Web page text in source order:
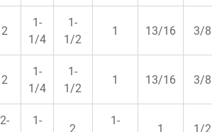
2
1-
1/4
1-
1/2
1 13/16 3/8
2
1-
1/4
1-
1/2
1 13/16 3/8
2-
1-
2
1-
1 1/2